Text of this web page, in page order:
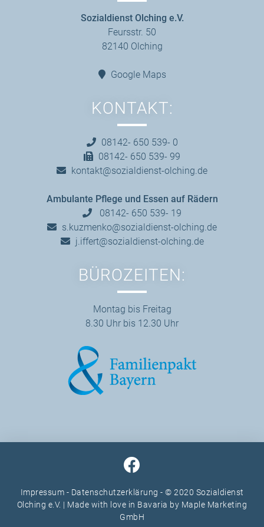
Sozialdienst Olching e.V.
Feursstr. 50
82140 Olching
Google Maps
KONTAKT:
08142- 650 539- 0
08142- 650 539- 99
kontakt@sozialdienst-olching.de
Ambulante Pflege und Essen auf Rädern
08142- 650 539- 19
s.kuzmenko@sozialdienst-olching.de
j.iffert@sozialdienst-olching.de
BÜROZEITEN:
Montag bis Freitag
8.30 Uhr bis 12.30 Uhr
Impressum - Datenschutzerklärung - © 2020 Sozialdienst
Olching e.V. | Made with love in Bavaria by Maple Marketing
GmbH